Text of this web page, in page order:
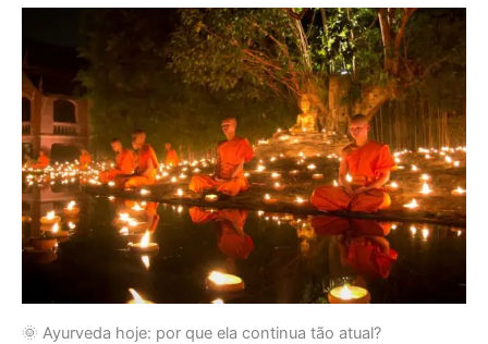
🌞 Ayurveda hoje: por que ela continua tão atual?